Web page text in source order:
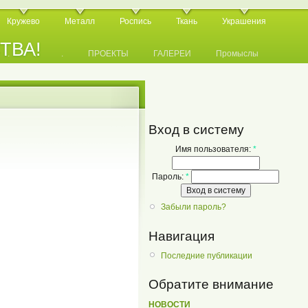
Кружево Металл Роспись Ткань Украшения
. . . ПРОЕКТЫ ГАЛЕРЕИ Промыслы
Вход в систему
Имя пользователя: *
Пароль: *
Забыли пароль?
Навигация
Последние публикации
Обратите внимание
НОВОСТИ